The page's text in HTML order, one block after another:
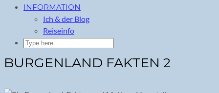
INFORMATION
Ich & der Blog
Reiseinfo
BURGENLAND FAKTEN 2